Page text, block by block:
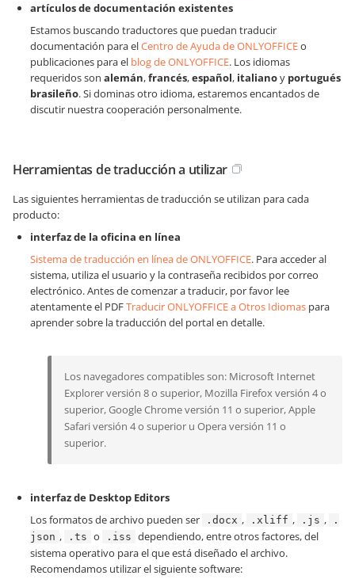
artículos de documentación existentes
Estamos buscando traductores que puedan traducir
documentación para elCentro de Ayuda de ONLYOFFICEo
publicaciones para el blog de ONLYOFFICE. Los idiomas
requeridos son alemán,francés,español, italianoy portugués
brasileño. Si dominas otro idioma, estaremos encantados de
discutir nuestra cooperación personalmente.
Herramientas de traducción a utilizar
Las siguientes herramientas de traducción se utilizan para cada
producto:
interfaz de la oficina en línea
Sistema de traducción en línea de ONLYOFFICE. Para acceder al
sistema, utiliza el usuario y la contraseña recibidos por correo
electrónico. Antes de comenzar a traducir, por favor lee
atentamente el PDFTraducir ONLYOFFICE a Otros Idiomas para
aprender sobre la traducción del portal en detalle.
Los navegadores compatibles son: Microsoft Internet
Explorer versión 8 o superior, Mozilla Firefox versión 4 o
superior, Google Chrome versión 11 o superior, Apple
Safari versión 4 o superior u Opera versión 11 o
superior.
interfaz de Desktop Editors
Los formatos de archivo pueden ser
.docx , .xliff , .js ,
.
json , .ts o .iss dependiendo, entre otros factores, del
sistema operativo para el que está diseñado el archivo.
Recomendamos utilizar el siguiente software: